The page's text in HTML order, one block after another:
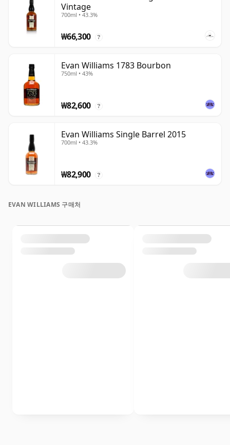
Vintage
700ml • 43.3%
₩66,300 ?
Evan Williams 1783 Bourbon
750ml • 43%
₩82,600 ?
Evan Williams Single Barrel 2015
700ml • 43.3%
₩82,900 ?
EVAN WILLIAMS 구매처